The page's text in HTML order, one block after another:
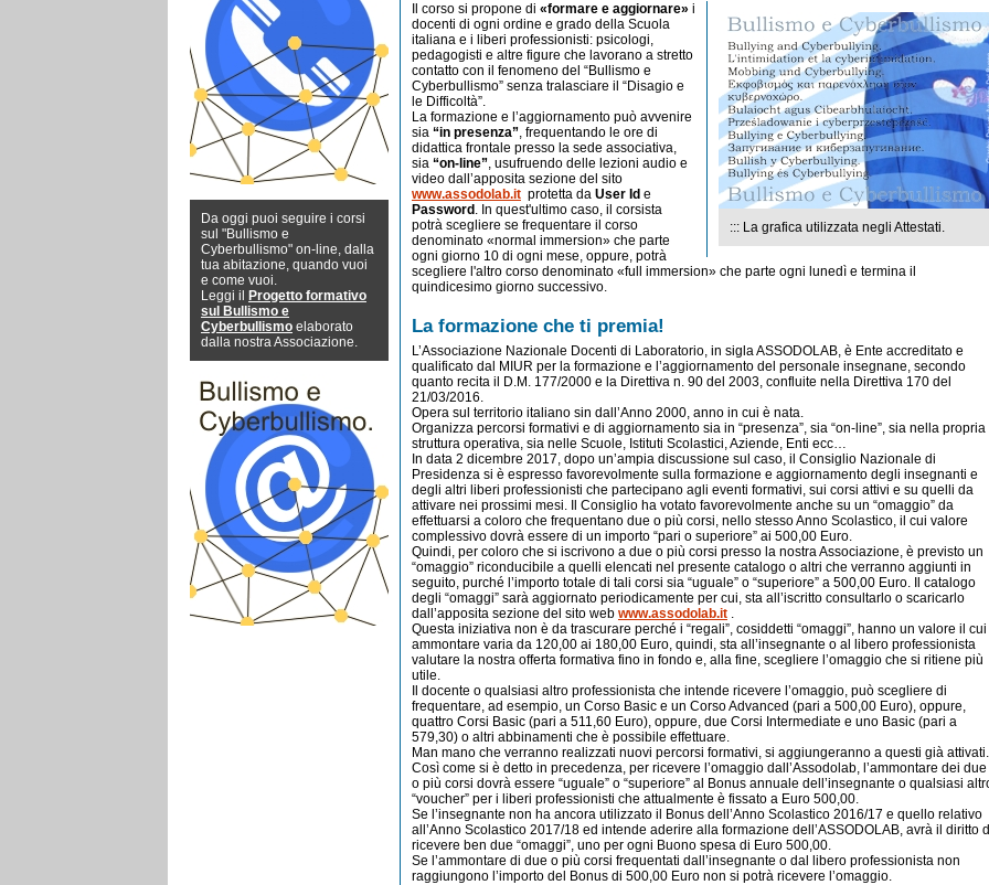
Da oggi puoi seguire i corsi
sul "Bullismo e
Cyberbullismo" on-line, dalla
tua abitazione, quando vuoi
e come vuoi.
Leggi il
Progetto formativo
sul Bullismo e
Cyberbullismo elaborato
dalla nostra Associazione.
::: La grafica utilizzata negli Attestati.
Il corso si propone di «formare e aggiornare» i
docenti di ogni ordine e grado della Scuola
italiana e i liberi professionisti: psicologi,
pedagogisti e altre figure che lavorano a stretto
contatto con il fenomeno del “Bullismo e
Cyberbullismo” senza tralasciare il “Disagio e
le Difficoltà”.
La formazione e l’aggiornamento può avvenire
sia “in presenza”, frequentando le ore di
didattica frontale presso la sede associativa,
sia “on-line”, usufruendo delle lezioni audio e
video dall’apposita sezione del sito
www.assodolab.it protetta da User Id e
Password . In quest'ultimo caso, il corsista
potrà scegliere se frequentare il corso
denominato «normal immersion» che parte
ogni giorno 10 di ogni mese, oppure, potrà
scegliere l'altro corso denominato «full immersion» che parte ogni lunedì e termina il
quindicesimo giorno successivo.
La formazione che ti premia!
L’Associazione Nazionale Docenti di Laboratorio, in sigla ASSODOLAB, è Ente accreditato e
qualificato dal MIUR per la formazione e l’aggiornamento del personale insegnane, secondo
quanto recita il D.M. 177/2000 e la Direttiva n. 90 del 2003, confluite nella Direttiva 170 del
21/03/2016.
Opera sul territorio italiano sin dall’Anno 2000, anno in cui è nata.
Organizza percorsi formativi e di aggiornamento sia in “presenza”, sia “on-line”, sia nella propria
struttura operativa, sia nelle Scuole, Istituti Scolastici, Aziende, Enti ecc…
In data 2 dicembre 2017, dopo un’ampia discussione sul caso, il Consiglio Nazionale di
Presidenza si è espresso favorevolmente sulla formazione e aggiornamento degli insegnanti e
degli altri liberi professionisti che partecipano agli eventi formativi, sui corsi attivi e su quelli da
attivare nei prossimi mesi. Il Consiglio ha votato favorevolmente anche su un “omaggio” da
effettuarsi a coloro che frequentano due o più corsi, nello stesso Anno Scolastico, il cui valore
complessivo dovrà essere di un importo “pari o superiore” ai 500,00 Euro.
Quindi, per coloro che si iscrivono a due o più corsi presso la nostra Associazione, è previsto un
“omaggio” riconducibile a quelli elencati nel presente catalogo o altri che verranno aggiunti in
seguito, purché l’importo totale di tali corsi sia “uguale” o “superiore” a 500,00 Euro. Il catalogo
degli “omaggi” sarà aggiornato periodicamente per cui, sta all’iscritto consultarlo o scaricarlo
dall’apposita sezione del sito web www.assodolab.it .
Questa iniziativa non è da trascurare perché i “regali”, cosiddetti “omaggi”, hanno un valore il cui
ammontare varia da 120,00 ai 180,00 Euro, quindi, sta all’insegnante o al libero professionista
valutare la nostra offerta formativa fino in fondo e, alla fine, scegliere l’omaggio che si ritiene più
utile.
Il docente o qualsiasi altro professionista che intende ricevere l’omaggio, può scegliere di
frequentare, ad esempio, un Corso Basic e un Corso Advanced (pari a 500,00 Euro), oppure,
quattro Corsi Basic (pari a 511,60 Euro), oppure, due Corsi Intermediate e uno Basic (pari a
579,30) o altri abbinamenti che è possibile effettuare.
Man mano che verranno realizzati nuovi percorsi formativi, si aggiungeranno a questi già attivati.
Così come si è detto in precedenza, per ricevere l’omaggio dall’Assodolab, l’ammontare dei due
o più corsi dovrà essere “uguale” o “superiore” al Bonus annuale dell’insegnante o qualsiasi
“voucher” per i liberi professionisti che attualmente è fissato a Euro 500,00.
Se l’insegnante non ha ancora utilizzato il Bonus dell’Anno Scolastico 2016/17 e quello relativo
all’Anno Scolastico 2017/18 ed intende aderire alla formazione dell’ASSODOLAB, avrà il diritto
ricevere ben due “omaggi”, uno per ogni Buono spesa di Euro 500,00.
Se l’ammontare di due o più corsi frequentati dall’insegnante o dal libero professionista non
raggiungono l’importo del Bonus di 500,00 Euro non si potrà ricevere l’omaggio.